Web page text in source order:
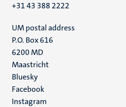
+31 43 388 2222
UM postal address
P.O. Box 616
6200 MD
Maastricht
Social
media
Bluesky
Facebook
Instagram